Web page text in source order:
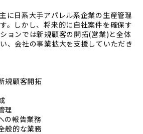
に日系大手アパレル系企業の生産管理
。しかし、将来的に自社案件を確保す
ョンでは新規顧客の開拓(営業)と全体
、会社の事業拡大を支援していただき
規顧客開拓
理
の報告業務
般的な業務